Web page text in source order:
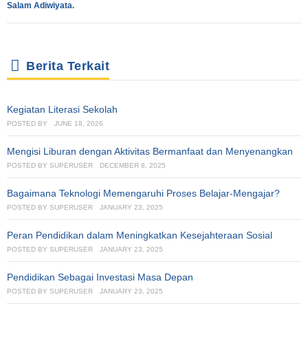
Salam Adiwiyata.
Berita Terkait
Kegiatan Literasi Sekolah
POSTED BY JUNE 18, 2026
Mengisi Liburan dengan Aktivitas Bermanfaat dan Menyenangkan
POSTED BY SUPERUSER DECEMBER 8, 2025
Bagaimana Teknologi Memengaruhi Proses Belajar-Mengajar?
POSTED BY SUPERUSER JANUARY 23, 2025
Peran Pendidikan dalam Meningkatkan Kesejahteraan Sosial
POSTED BY SUPERUSER JANUARY 23, 2025
Pendidikan Sebagai Investasi Masa Depan
POSTED BY SUPERUSER JANUARY 23, 2025